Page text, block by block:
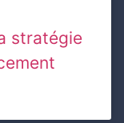
stratégie